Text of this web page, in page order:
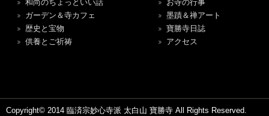
和尚のちょっといい話
ガーデン＆寺カフェ
歴史と宝物
供養とご祈祷
お寺の行事
墨蹟＆禅アート
寶勝寺日誌
アクセス
Copyright© 2014 臨済宗妙心寺派 太白山 寶勝寺 All Rights Reserved.